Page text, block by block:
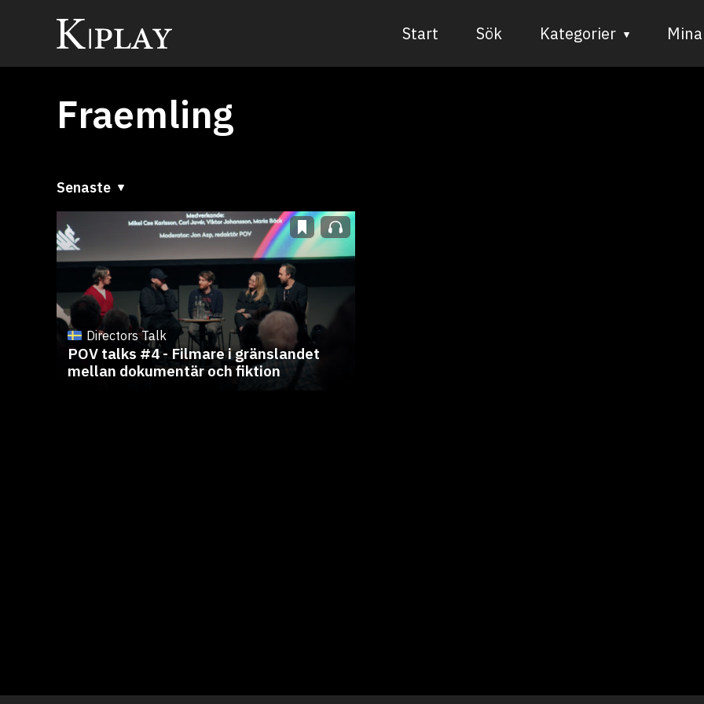
Start Sök Kategorier
Fraemling
Senaste
Senaste
A till Ö
Ö till A
Directors Talk
POV talks #4 - Filmare i gränslandet
mellan dokumentär och fiktion